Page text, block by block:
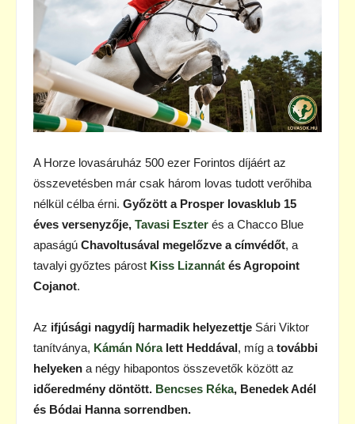
A Horze lovasáruház 500 ezer Forintos díjáért az
összevetésben már csak három lovas tudott verőhiba
nélkül célba érni. Győzött a Prosper lovasklub 15
éves versenyzője, Tavasi Eszter és a Chacco Blue
apaságú Chavoltusával megelőzve a címvédőt, a
tavalyi győztes párost Kiss Lizannát és Agropoint
Cojanot.
Az ifjúsági nagydíj harmadik helyezettje Sári Viktor
tanítványa, Kámán Nóra lett Heddával, míg a további
helyeken a négy hibapontos összevetők között az
időeredmény döntött. Bencses Réka, Benedek Adél
és Bódai Hanna sorrendben.